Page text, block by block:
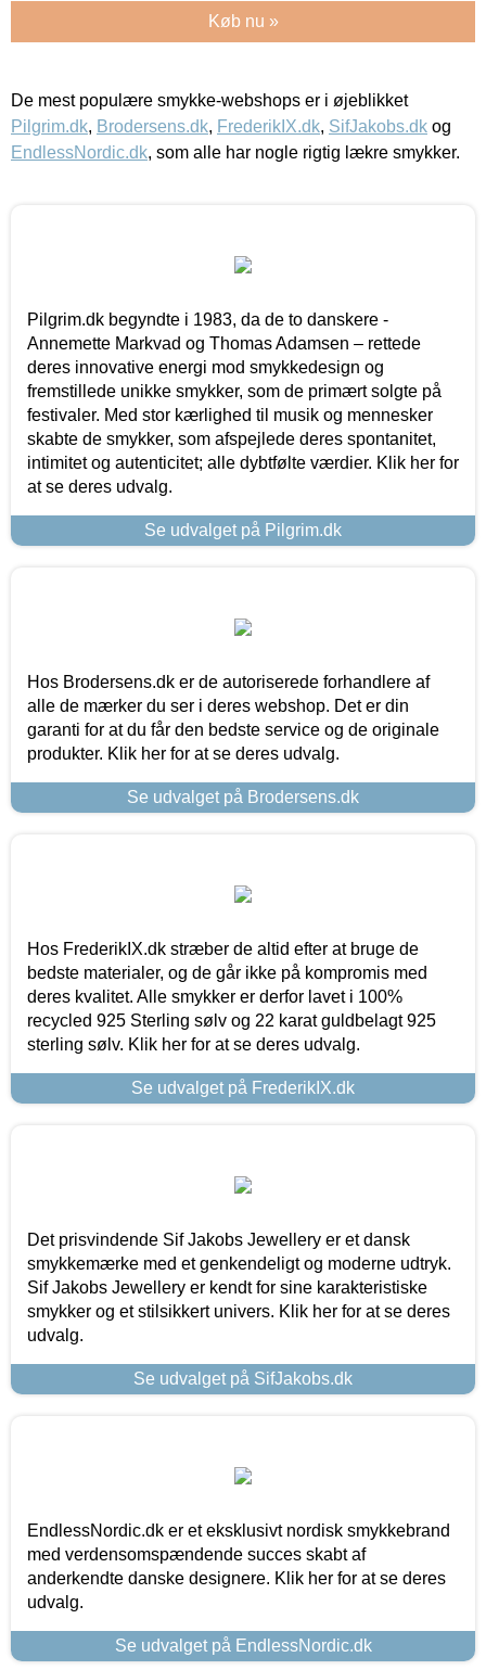
Køb nu »
De mest populære smykke-webshops er i øjeblikket
Pilgrim.dk, Brodersens.dk, FrederikIX.dk, SifJakobs.dk og
EndlessNordic.dk, som alle har nogle rigtig lækre smykker.
Pilgrim.dk begyndte i 1983, da de to danskere -
Annemette Markvad og Thomas Adamsen – rettede
deres innovative energi mod smykkedesign og
fremstillede unikke smykker, som de primært solgte på
festivaler. Med stor kærlighed til musik og mennesker
skabte de smykker, som afspejlede deres spontanitet,
intimitet og autenticitet; alle dybtfølte værdier. Klik her for
at se deres udvalg.
Se udvalget på Pilgrim.dk
Hos Brodersens.dk er de autoriserede forhandlere af
alle de mærker du ser i deres webshop. Det er din
garanti for at du får den bedste service og de originale
produkter. Klik her for at se deres udvalg.
Se udvalget på Brodersens.dk
Hos FrederikIX.dk stræber de altid efter at bruge de
bedste materialer, og de går ikke på kompromis med
deres kvalitet. Alle smykker er derfor lavet i 100%
recycled 925 Sterling sølv og 22 karat guldbelagt 925
sterling sølv. Klik her for at se deres udvalg.
Se udvalget på FrederikIX.dk
Det prisvindende Sif Jakobs Jewellery er et dansk
smykkemærke med et genkendeligt og moderne udtryk.
Sif Jakobs Jewellery er kendt for sine karakteristiske
smykker og et stilsikkert univers. Klik her for at se deres
udvalg.
Se udvalget på SifJakobs.dk
EndlessNordic.dk er et eksklusivt nordisk smykkebrand
med verdensomspændende succes skabt af
anderkendte danske designere. Klik her for at se deres
udvalg.
Se udvalget på EndlessNordic.dk